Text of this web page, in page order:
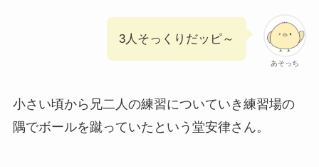
あそっち
3人そっくりだッピ～
小さい頃から兄二人の練習についていき練習場の
隅でボールを蹴っていたという堂安律さん。